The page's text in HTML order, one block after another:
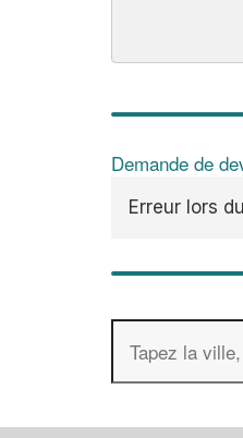
Demande de
Erreur lors